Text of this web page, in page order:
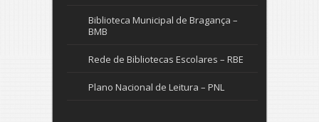
Biblioteca Municipal de Bragança –
BMB
Rede de Bibliotecas Escolares – RBE
Plano Nacional de Leitura – PNL